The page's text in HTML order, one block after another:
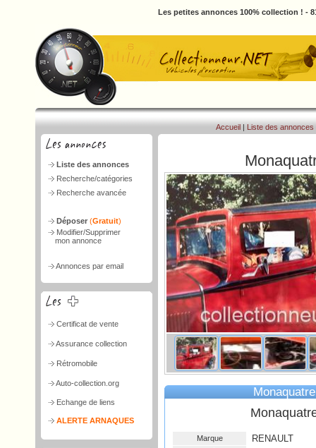
Les petites annonces 100% collection ! -
Liste des annonces
Recherche/catégories
Recherche avancée
Déposer (Gratuit)
Modifier/Supprimer
mon annonce
Annonces par email
Certificat de vente
Assurance collection
Rétromobile
Auto-collection.org
Echange de liens
ALERTE ARNAQUES
Accueil | Liste des annonces
Monaquatre
Marque RENAULT